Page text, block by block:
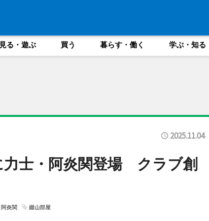
見る・遊ぶ 買う 暮らす・働く 学ぶ・知る
2025.11.04
力士・阿炎関登場 クラブ創
阿炎関 錣山部屋